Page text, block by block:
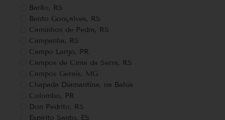
Montepulciano
Moscatel
Moscato Giallo
Nebbiolo
Niagara
Petit Verdot
Peverella
Barão, RS
Bento Gonçalves, RS
Caminhos de Pedra, RS
Campanha, RS
Campo Largo, PR
Campos de Cima da Serra, RS
Campos Gerais, MG
Chapada Diamantina, na Bahia
Colombo, PR
Don Pedrito, RS
Espírito Santo, ES